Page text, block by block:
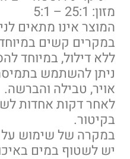
מזון: 25:1 – 5:1
המוצר אינו מתאים
במקרים קשים
ללא דילול, במיוחד
ניתן להשתמש
אויר, טבילה והברשה.
לאחר דקות אחדות
בקיטור.
במקרה של שימוש על
יש לשטוף במים